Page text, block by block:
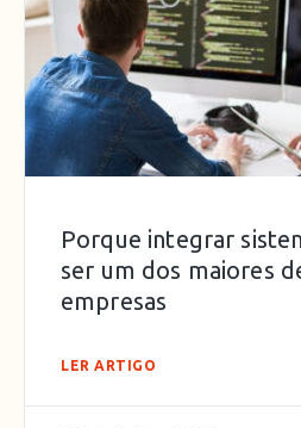
Porque integrar
ser um dos maiores
empresas
LER ARTIGO